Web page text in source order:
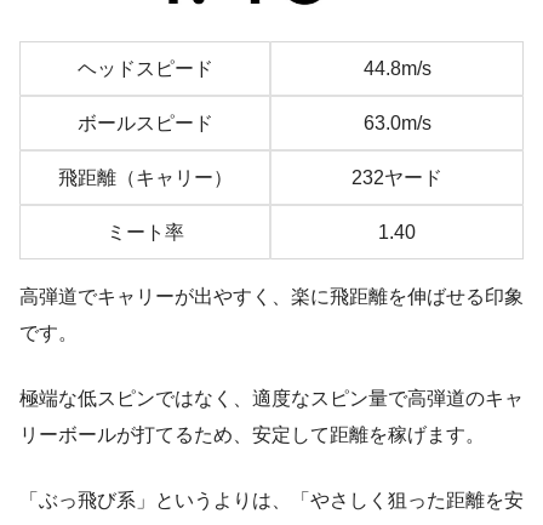
ヘッドスピード 44.8m/s
ボールスピード 63.0m/s
飛距離（キャリー） 232ヤード
ミート率 1.40
高弾道でキャリーが出やすく、楽に飛距離を伸ばせる印象
です。
極端な低スピンではなく、適度なスピン量で高弾道のキャ
リーボールが打てるため、安定して距離を稼げます。
「ぶっ飛び系」というよりは、「やさしく狙った距離を安